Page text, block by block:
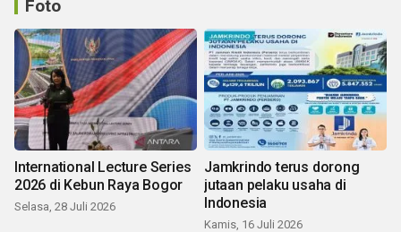
Foto
International Lecture Series
2026 di Kebun Raya Bogor
Selasa, 28 Juli 2026
Jamkrindo terus dorong
jutaan pelaku usaha di
Indonesia
Kamis, 16 Juli 2026